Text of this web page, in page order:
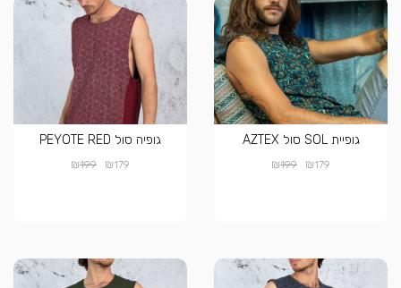
גופיית SOL סול AZTEX
₪179
₪199
גופיה סול PEYOTE RED
₪179
₪199